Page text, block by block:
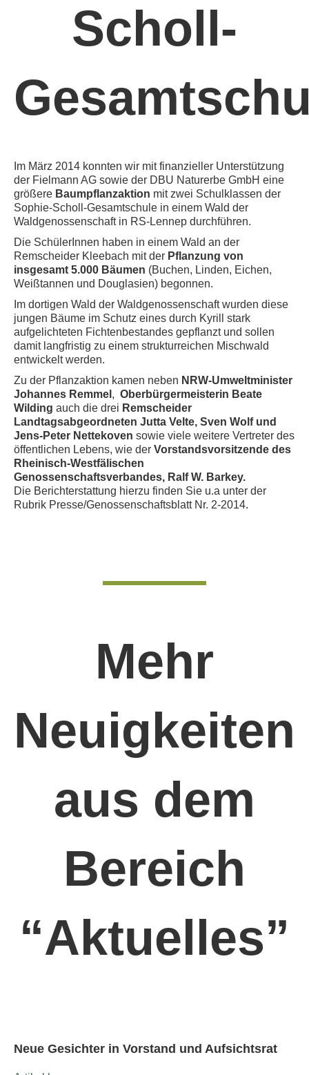
Scholl-
Im März 2014 konnten wir mit finanzieller Unterstützung
der Fielmann AG sowie der DBU Naturerbe GmbH eine
größere Baumpflanzaktion mit zwei Schulklassen der
Sophie-Scholl-Gesamtschule in einem Wald der
Waldgenossenschaft in RS-Lennep durchführen.
Die SchülerInnen haben in einem Wald an der
Remscheider Kleebach mit der Pflanzung von
insgesamt 5.000 Bäumen (Buchen, Linden, Eichen,
Weißtannen und Douglasien) begonnen.
Im dortigen Wald der Waldgenossenschaft wurden diese
jungen Bäume im Schutz eines durch Kyrill stark
aufgelichteten Fichtenbestandes gepflanzt und sollen
damit langfristig zu einem strukturreichen Mischwald
entwickelt werden.
Zu der Pflanzaktion kamen neben NRW-Umweltminister
Johannes Remmel , Oberbürgermeisterin Beate
Wilding auch die drei Remscheider
Landtagsabgeordneten Jutta Velte, Sven Wolf und
Jens-Peter Nettekoven sowie viele weitere Vertreter des
öffentlichen Lebens, wie der Vorstandsvorsitzende des
Rheinisch-Westfälischen
Genossenschaftsverbandes, Ralf W. Barkey.
Die Berichterstattung hierzu finden Sie u.a unter der
Rubrik Presse/Genossenschaftsblatt Nr. 2-2014.
Mehr
Neuigkeiten
aus dem
Bereich
“Aktuelles”
Neue Gesichter in Vorstand und Aufsichtsrat